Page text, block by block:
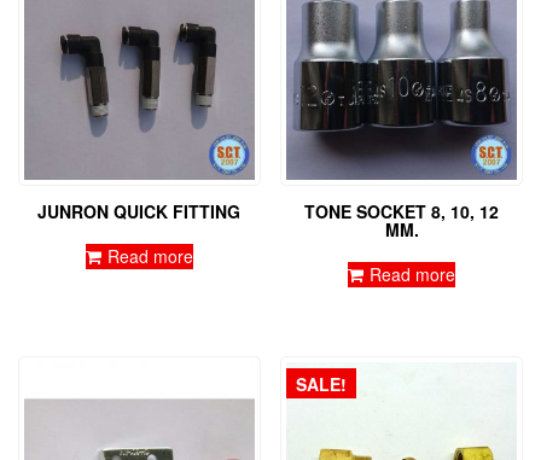
JUNRON QUICK FITTING
Read more
TONE SOCKET 8, 10, 12
MM.
Read more
SALE!